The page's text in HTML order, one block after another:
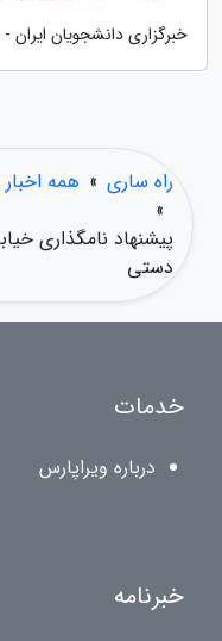
خبرگزاری دانشجویان ایران -
راه ساری » همه
»
پیشنهاد نامگذاری
دستی
خدمات
درباره ویراپارس
خبرنامه